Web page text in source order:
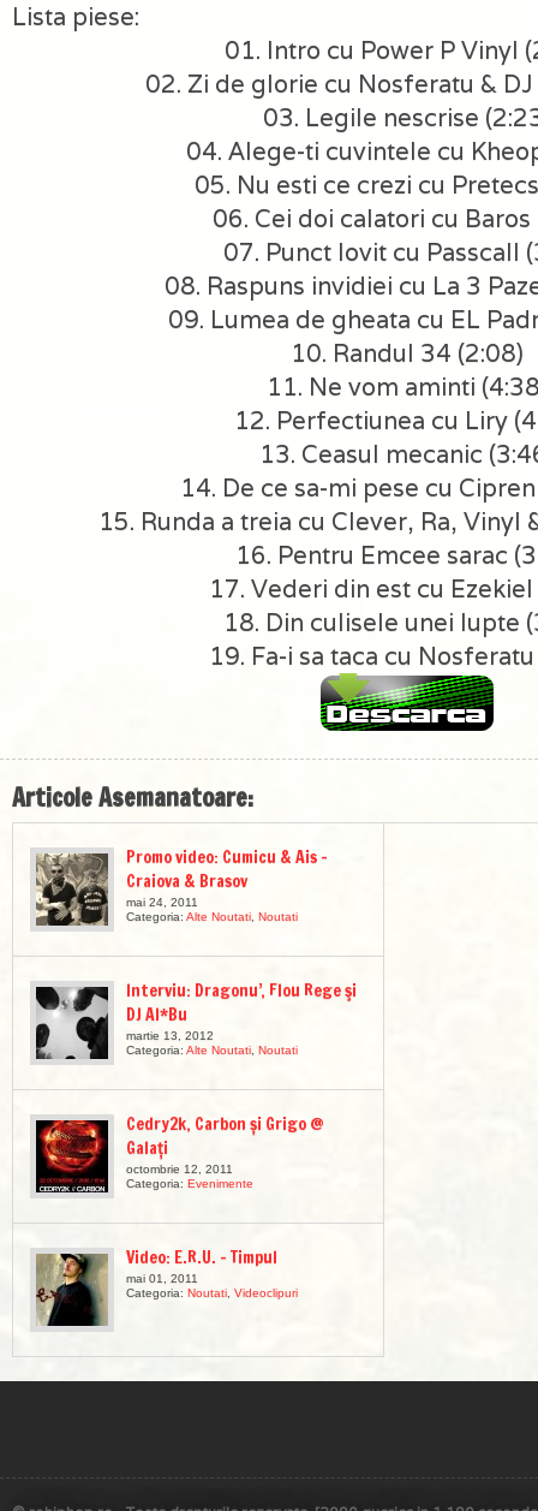
Lista piese:
01. Intro cu Power P Vinyl
02. Zi de glorie cu Nosferatu & DJ
03. Legile nescrise
04. Alege-ti cuvintele cu
05. Nu esti ce crezi cu
06. Cei doi calatori cu Baros
07. Punct lovit cu Passcall
08. Raspuns invidiei cu La 3
09. Lumea de gheata cu EL
10. Randul 34 (2:08)
11. Ne vom aminti
12. Perfectiunea cu Liry
13. Ceasul mecanic
14. De ce sa-mi pese cu
15. Runda a treia cu Clever, Ra, Vinyl
16. Pentru Emcee sarac
17. Vederi din est cu
18. Din culisele unei lupte
19. Fa-i sa taca cu
Articole Asemanatoare:
Promo video: Cumicu & Ais –
Craiova & Brasov
mai 24, 2011
Categoria: Alte Noutati Noutati
Interviu: Dragonu’, Flou Rege şi
DJ Al*Bu
martie 13, 2012
Categoria: Alte Noutati Noutati
Cedry2k, Carbon și Grigo @
Galați
octombrie 12, 2011
Categoria: Evenimente
Video: E.R.U. – Timpul
mai 01, 2011
Categoria: Noutati Videoclipuri